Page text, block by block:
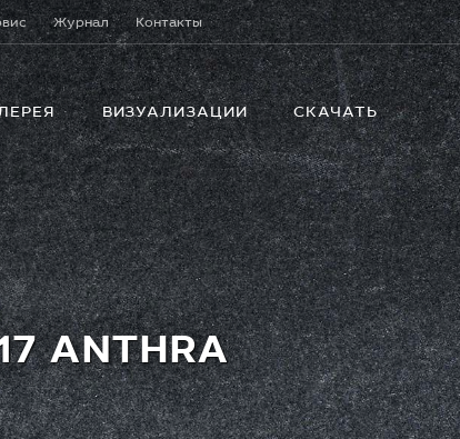
Журнал Контакты
ВИЗУАЛИЗАЦИИ СКАЧАТЬ
ANTHRA